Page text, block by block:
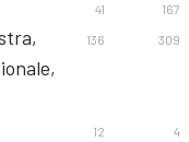
41 167
136 309
12 4